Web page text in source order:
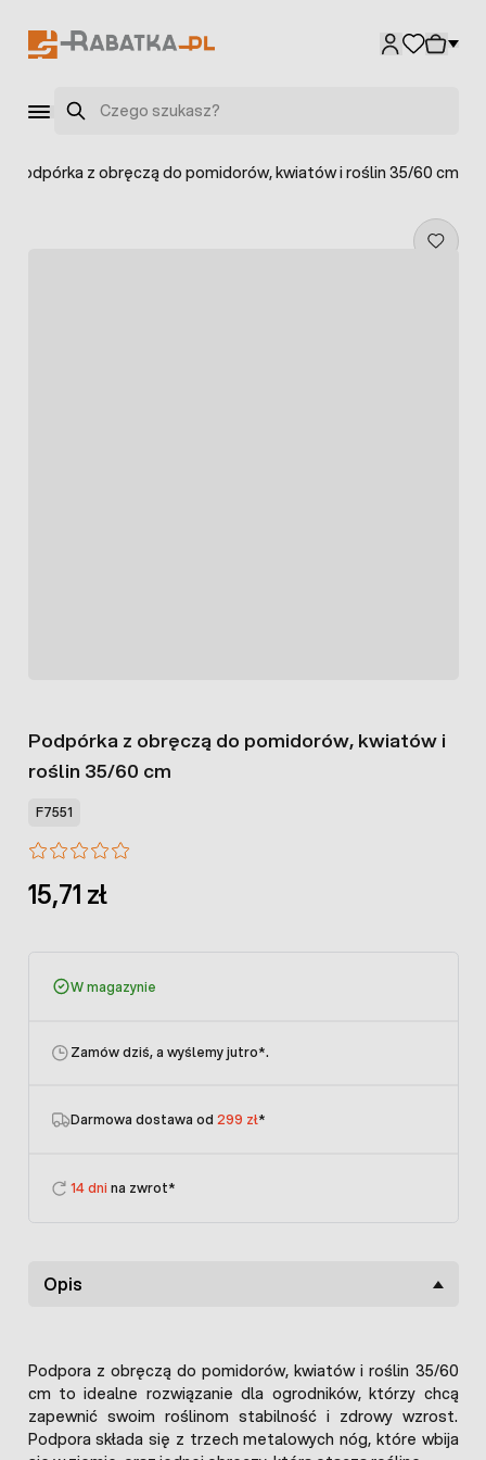
Szukaj
Podpórka z obręczą do pomidorów, kwiatów i roślin 35/60 cm
Podpórka z obręczą do pomidorów, kwiatów i
roślin 35/60 cm
F7551
15,71 zł
W magazynie
Zamów dziś, a wyślemy jutro*.
Darmowa dostawa od 299 zł*
14 dni na zwrot*
Opis
Podpora z obręczą do pomidorów, kwiatów i roślin 35/60
cm to idealne rozwiązanie dla ogrodników, którzy chcą
zapewnić swoim roślinom stabilność i zdrowy wzrost.
Podpora składa się z trzech metalowych nóg, które wbija